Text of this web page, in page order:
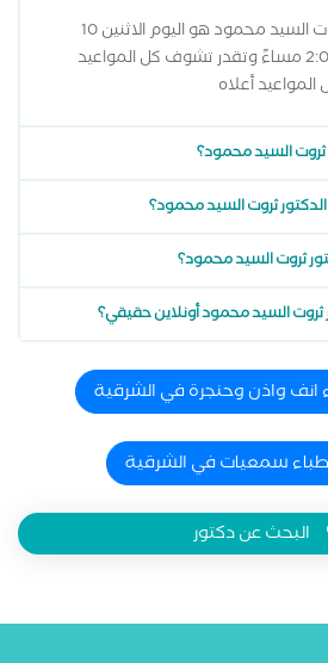
أقرب ميعاد لدكتور ثروت السيد محمود هو اليوم الاثنين 10
اغسطس 2026 من 2:00 مساءً وتقدر تشوف كل المواعيد
أعلاه
ثروت السيد محمود؟
ثروت السيد محمود؟
ثروت السيد محمود؟
ثروت السيد محمود أونلاين حقيقي؟
انف واذن وحنجرة في الشرقية
سمعيات في الشرقية
البحث عن دكتور